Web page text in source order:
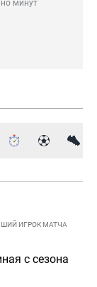
минут
ИГРОК МАТЧА
с сезона